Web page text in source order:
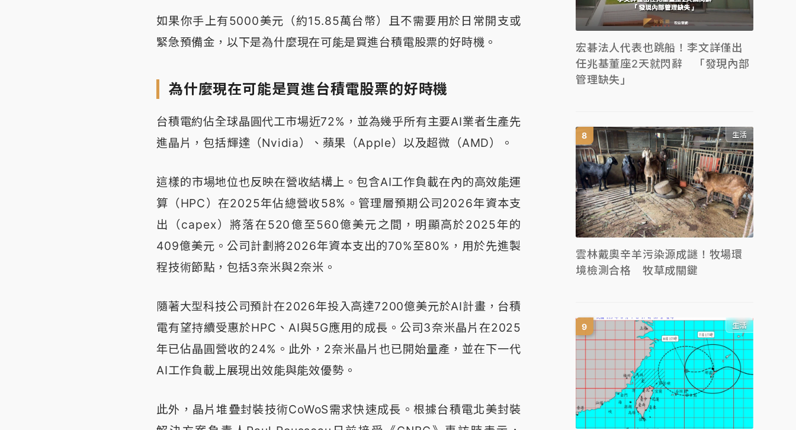
如果你手上有5000美元（約15.85萬台幣）且不需要用於日常開支或
緊急預備金，以下是為什麼現在可能是買進台積電股票的好時機。
為什麼現在可能是買進台積電股票的好時機
台積電約佔全球晶圓代工市場近72%，並為幾乎所有主要AI業者生產先
進晶片，包括輝達（Nvidia）、蘋果（Apple）以及超微（AMD）。
這樣的市場地位也反映在營收結構上。包含AI工作負載在內的高效能運
算（HPC）在2025年佔總營收58%。管理層預期公司2026年資本支
出（capex）將落在520億至560億美元之間，明顯高於2025年的
409億美元。公司計劃將2026年資本支出的70%至80%，用於先進製
程技術節點，包括3奈米與2奈米。
隨著大型科技公司預計在2026年投入高達7200億美元於AI計畫，台積
電有望持續受惠於HPC、AI與5G應用的成長。公司3奈米晶片在2025
年已佔晶圓營收的24%。此外，2奈米晶片也已開始量產，並在下一代
AI工作負載上展現出效能與能效優勢。
此外，晶片堆疊封裝技術CoWoS需求快速成長。根據台積電北美封裝
宏碁法人代表也跳船！李文詳僅出
任兆基董座2天就閃辭 「發現內部
管理缺失」
生活
雲林戴奧辛羊污染源成謎！牧場環
境檢測合格 牧草成關鍵
生活